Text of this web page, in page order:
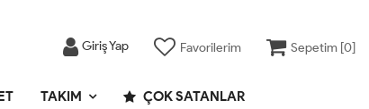
Giriş Yap Favorilerim Sepetim [0]
TAKIM ÇOK SATANLAR